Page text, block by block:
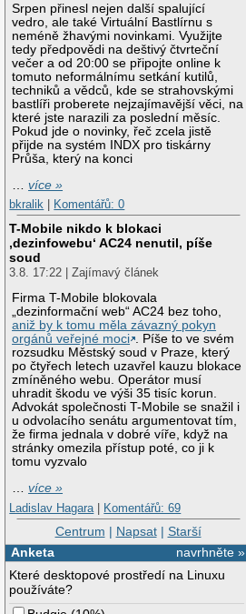
Srpen přinesl nejen další spalující
vedro, ale také Virtuální Bastlírnu s
neméně žhavými novinkami. Využijte
tedy předpovědi na deštivý čtvrteční
večer a od 20:00 se připojte online k
tomuto neformálnímu setkání kutilů,
techniků a vědců, kde se strahovskými
bastlíři proberete nejzajímavější věci, na
které jste narazili za poslední měsíc.
Pokud jde o novinky, řeč zcela jistě
přijde na systém INDX pro tiskárny
Průša, který na konci
…více »
bkralik
Komentářů: 0
T-Mobile nikdo k blokaci
‚dezinfowebu‘ AC24 nenutil, píše
soud
3.8. 17:22 | Zajímavý článek
Firma T-Mobile blokovala
„dezinformační web“ AC24 bez toho,
aniž by k tomu měla závazný pokyn
orgánů veřejné moci . Píše to ve svém
rozsudku Městský soud v Praze, který
po čtyřech letech uzavřel kauzu blokace
zmíněného webu. Operátor musí
uhradit škodu ve výši 35 tisíc korun.
Advokát společnosti T-Mobile se snažil i
u odvolacího senátu argumentovat tím,
že firma jednala v dobré víře, když na
stránky omezila přístup poté, co ji k
tomu vyzvalo
…více »
Ladislav Hagara | Komentářů: 69
Centrum | Napsat| Starší
navrhněte »
Anketa
Které desktopové prostředí na Linuxu
používáte?